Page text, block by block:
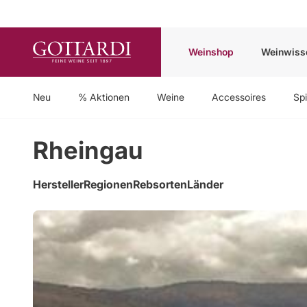
Weinshop
Neu % Aktionen Weine Accessoires
Rheingau
HerstellerRegionenRebsortenLänder